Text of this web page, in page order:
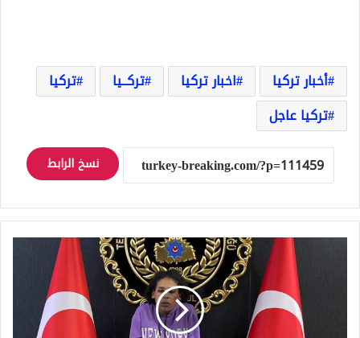
أخبار تركيا اخبار تركيا تركــيا
تركيا
تركيا عاجل
نسخ الرابط